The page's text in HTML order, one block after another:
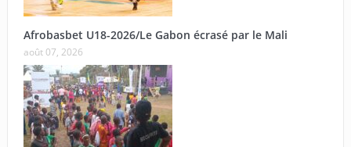
Afrobasbet U18-2026/Le Gabon écrasé par le Mali
août 07, 2026